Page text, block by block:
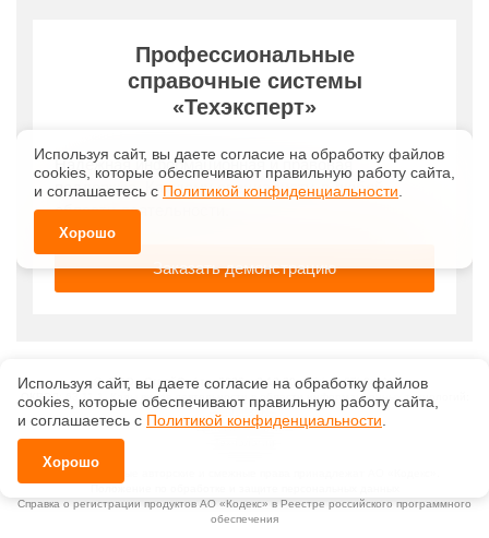
©ООО «СтройСофт», 2026, v2.12.20 revision: 67b0ca1b
ОКВЭД: 63.11.1, Коды видов деятельности в области информационных технологий:
1.01, 3.01
Ценовая политика
Исключительные авторские и смежные права принадлежат АО «Кодекс».
Справка о регистрации продуктов АО «Кодекс» в Реестре российского программного
обеспечения
Используя сайт, вы даете согласие на обработку файлов
сооkiеs, которые обеспечивают правильную работу сайта,
и соглашаетесь с Политикой конфиденциальности
Хорошо